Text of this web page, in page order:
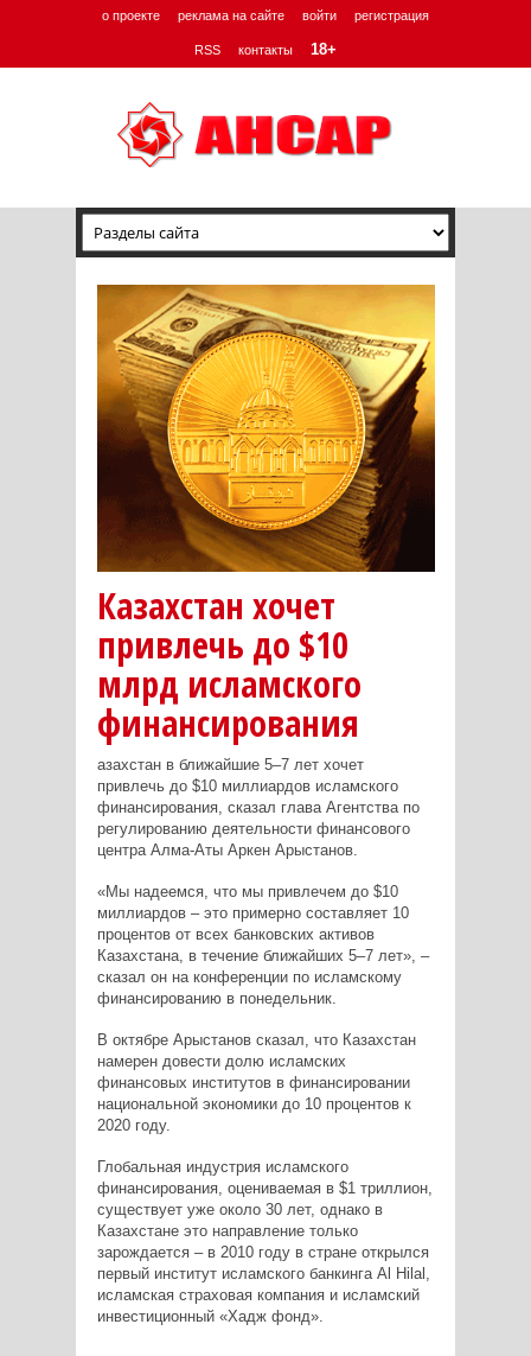
о проекте реклама на сайте войти регистрация
RSS контакты 18+
Казахстан хочет
привлечь до $10
млрд исламского
финансирования
азахстан в ближайшие 5–7 лет хочет
привлечь до $10 миллиардов исламского
финансирования, сказал глава Агентства по
регулированию деятельности финансового
центра Алма-Аты Аркен Арыстанов.
«Мы надеемся, что мы привлечем до $10
миллиардов – это примерно составляет 10
процентов от всех банковских активов
Казахстана, в течение ближайших 5–7 лет», –
сказал он на конференции по исламскому
финансированию в понедельник.
В октябре Арыстанов сказал, что Казахстан
намерен довести долю исламских
финансовых институтов в финансировании
национальной экономики до 10 процентов к
2020 году.
Глобальная индустрия исламского
финансирования, оцениваемая в $1 триллион,
существует уже около 30 лет, однако в
Казахстане это направление только
зарождается – в 2010 году в стране открылся
первый институт исламского банкинга Al Hilal,
исламская страховая компания и исламский
инвестиционный «Хадж фонд».